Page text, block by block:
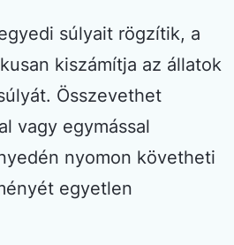
súlyait rögzítik, a
kiszámítja az állatok
Összevethet
vagy egymással
nyomon követheti
egyetlen